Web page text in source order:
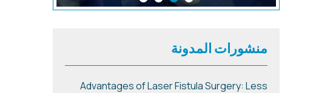
منشورات المدونة
Advantages of Laser Fistula Surgery: Less